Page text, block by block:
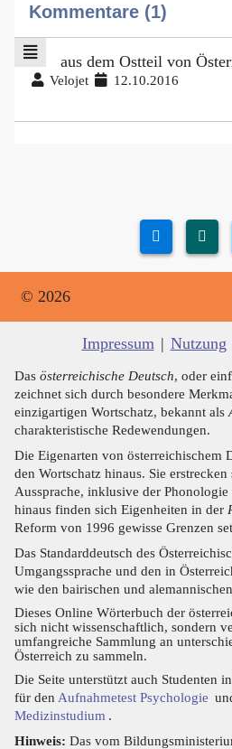
Kommentare (1)
aus dem Ostteil von
Velojet 12.10.2016
© 2026
Impressum | Nutzung
Das österreichische Deutsch, oder
zeichnet sich durch besondere
einzigartigen Wortschatz, bekannt als
charakteristische Redewendungen.
Die Eigenarten von österreichischem
den Wortschatz hinaus. Sie
Aussprache, inklusive der
hinaus finden sich Eigenheiten in der
Reform von 1996 gewisse Grenzen
Das Standarddeutsch des
Umgangssprache und den in
wie den bairischen und
Dieses Online Wörterbuch der
sich nicht wissenschaftlich, sondern
umfangreiche Sammlung an
Österreich zu sammeln.
Die Seite unterstützt auch Studenten
für den Aufnahmetest Psychologie
Medizinstudium .
Hinweis: Das vom